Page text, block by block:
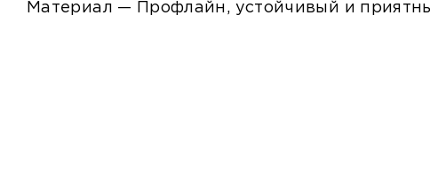
Материал — Профлайн, устойчивый и